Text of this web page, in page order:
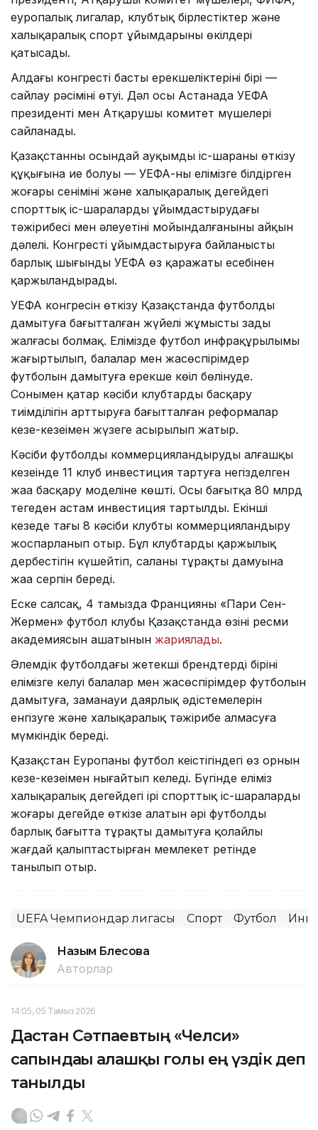
еуропалық лигалар, клубтық бірлестіктер және
халықаралық спорт ұйымдарының өкілдері
қатысады.
Алдағы конгрестің басты ерекшеліктерінің бірі —
сайлау рәсімінің өтуі. Дәл осы Астанада УЕФА
президенті мен Атқарушы комитет мүшелері
сайланады.
Қазақстанның осындай ауқымды іс-шараны өткізу
құқығына ие болуы — УЕФА-ның елімізге білдірген
жоғары сенімінің және халықаралық деңгейдегі
спорттық іс-шараларды ұйымдастырудағы
тәжірибесі мен әлеуетінің мойындалғанының айқын
дәлелі. Конгресті ұйымдастыруға байланысты
барлық шығынды УЕФА өз қаражаты есебінен
қаржыландырады.
УЕФА конгресін өткізу Қазақстанда футболды
дамытуға бағытталған жүйелі жұмыстың заңды
жалғасы болмақ. Елімізде футбол инфрақұрылымы
жаңғыртылып, балалар мен жасөспірімдер
футболын дамытуға ерекше көңіл бөлінуде.
Сонымен қатар кәсіби клубтарды басқару
тиімділігін арттыруға бағытталған реформалар
кезең-кезеңімен жүзеге асырылып жатыр.
Кәсіби футболды коммерцияландырудың алғашқы
кезеңінде 11 клуб инвестиция тартуға негізделген
жаңа басқару моделіне көшті. Осы бағытқа 80 млрд
теңгеден астам инвестиция тартылды. Екінші
кезеңде тағы 8 кәсіби клубты коммерцияландыру
жоспарланып отыр. Бұл клубтардың қаржылық
дербестігін күшейтіп, саланың тұрақты дамуына
жаңа серпін береді.
Еске салсақ, 4 тамызда Францияның «Пари Сен-
Жермен» футбол клубы Қазақстанда өзінің ресми
академиясын ашатынын жариялады.
Әлемдік футболдағы жетекші брендтердің бірінің
елімізге келуі балалар мен жасөспірімдер футболын
дамытуға, заманауи даярлық әдістемелерін
енгізуге және халықаралық тәжірибе алмасуға
мүмкіндік береді.
Қазақстан Еуропаның футбол кеңістігіндегі өз орнын
кезең-кезеңімен нығайтып келеді. Бүгінде еліміз
халықаралық деңгейдегі ірі спорттық іс-шараларды
жоғары деңгейде өткізе алатын әрі футболды
барлық бағытта тұрақты дамытуға қолайлы
жағдай қалыптастырған мемлекет ретінде
танылып отыр.
UEFA Чемпиондар лигасы Спорт Футбол
Назым Бөлесова
Авторлар
14:05, 05 Тамыз 2026
Дастан Сәтпаевтың «Челси»
сапындағы алғашқы голы ең үздік деп
танылды